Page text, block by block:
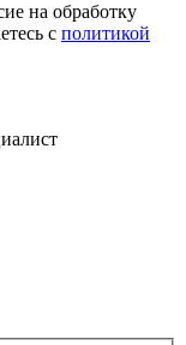
на обработку
с политикой